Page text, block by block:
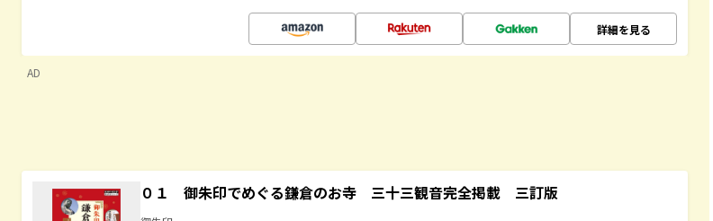
詳細を見る
AD
０１ 御朱印でめぐる鎌倉のお寺 三十三観音完全掲載 三訂版